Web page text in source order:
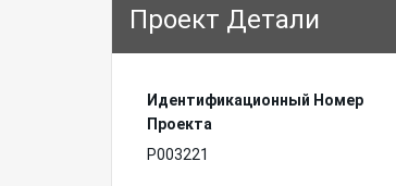
Проект Детали
Идентификационный Hомер
Проекта
P003221